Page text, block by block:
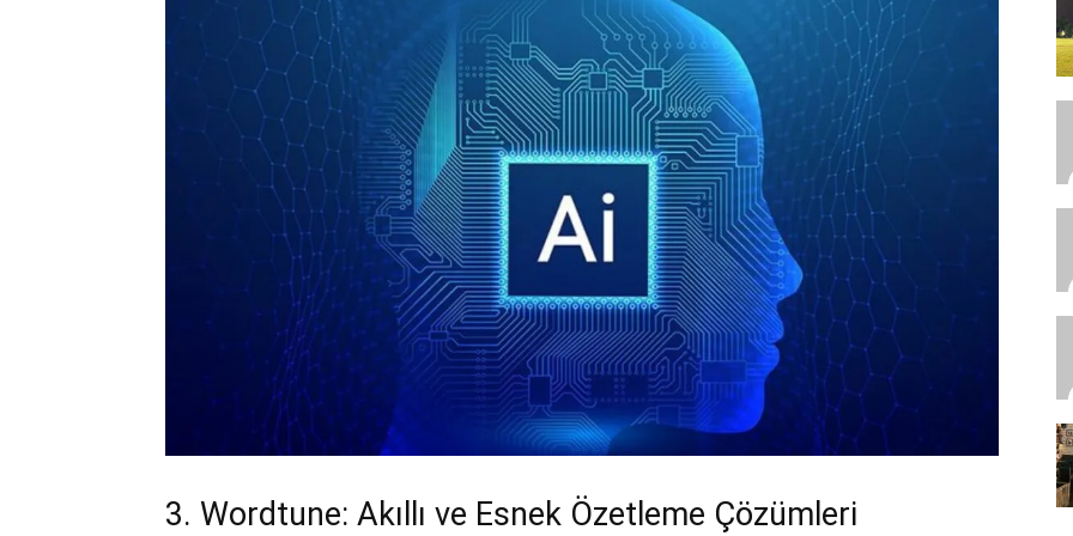
3. Wordtune: Akıllı ve Esnek Özetleme Çözümleri